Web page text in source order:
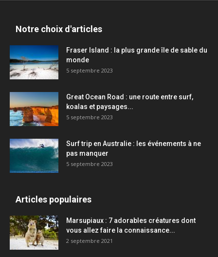
Notre choix d'articles
Fraser Island : la plus grande île de sable du
monde
5 septembre 2023
Great Ocean Road : une route entre surf,
koalas et paysages...
5 septembre 2023
Surf trip en Australie : les événements à ne
pas manquer
5 septembre 2023
Articles populaires
Marsupiaux : 7 adorables créatures dont
vous allez faire la connaissance...
2 septembre 2021